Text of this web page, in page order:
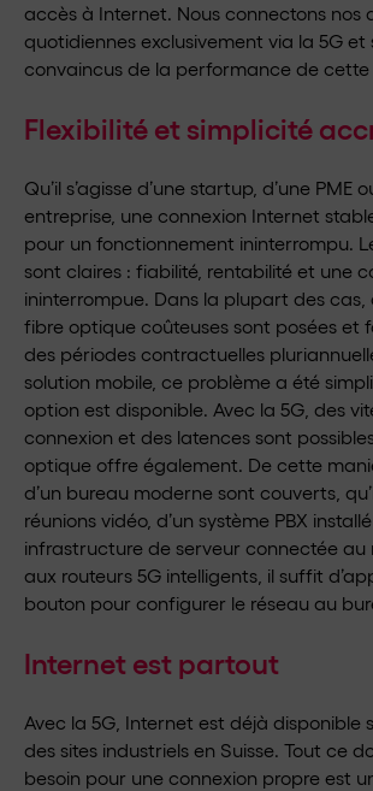
accès à Internet. Nous connectons nos
quotidiennes exclusivement via la 5G et
convaincus de la performance de cette
Flexibilité et simplicité
Qu’il s’agisse d’une startup, d’une PME
entreprise, une connexion Internet
pour un fonctionnement ininterrompu.
sont claires : fiabilité, rentabilité et une
ininterrompue. Dans la plupart des cas,
fibre optique coûteuses sont posées et
des périodes contractuelles
solution mobile, ce problème a été
option est disponible. Avec la 5G, des
connexion et des latences sont
optique offre également. De cette
d’un bureau moderne sont couverts,
réunions vidéo, d’un système PBX
infrastructure de serveur connectée au
aux routeurs 5G intelligents, il suffit
bouton pour configurer le réseau au
Internet est partout
Avec la 5G, Internet est déjà disponible
des sites industriels en Suisse. Tout ce
besoin pour une connexion propre est